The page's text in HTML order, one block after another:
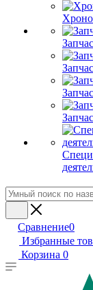
Сравнение0
Избранные
Корзина 0